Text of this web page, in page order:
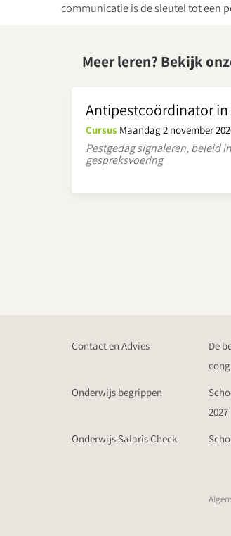
communicatie is de sleutel tot een
Meer leren? Bekijk
Antipestcoördinator in
Cursus Maandag 2 november
Pestgedag signaleren, beleid
gespreksvoering
Contact en Advies
De
Onderwijs begrippen
2027
Onderwijs Salaris Check